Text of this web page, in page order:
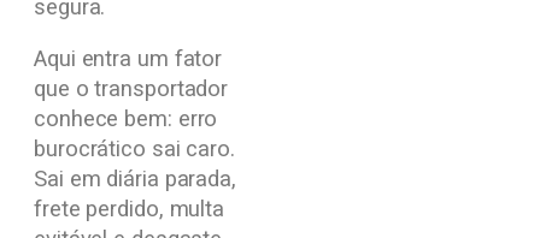
segura.
Aqui entra um fator
que o transportador
conhece bem: erro
burocrático sai caro.
Sai em diária parada,
frete perdido, multa